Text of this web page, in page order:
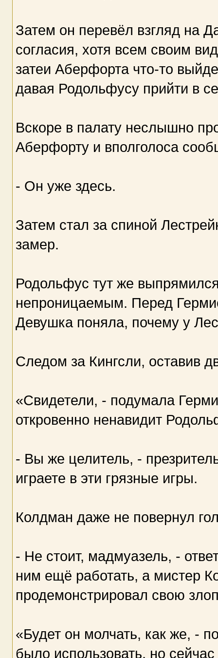
Затем он перевёл взгляд на
согласия, хотя всем своим
затеи Аберфорта что-то
давая Родольфусу прийти в
Вскоре в палату неслышно
Аберфорту и вполголоса
- Он уже здесь.
Затем стал за спиной
замер.
Родольфус тут же
непроницаемым. Перед
Девушка поняла, почему у
Следом за Кингсли, оставив
«Свидетели, - подумала
откровенно ненавидит
- Вы же целитель, -
играете в эти грязные игры.
Колдман даже не повернул
- Не стоит, мадмуазель, -
ним ещё работать, а мистер
продемонстрировал свою
«Будет он молчать, как же, -
было использовать, но